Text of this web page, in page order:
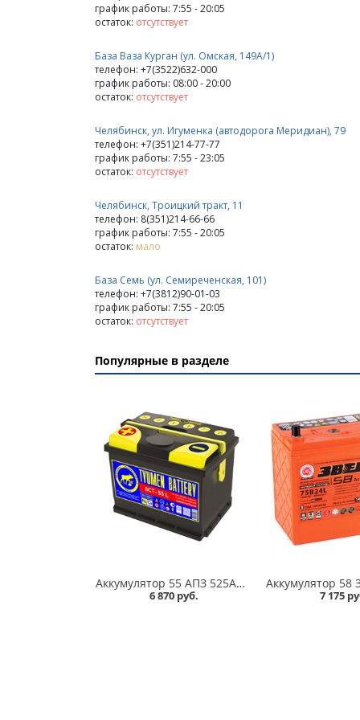
график работы: 7:55 - 20:05
остаток: отсутствует
База Ваза Курган (ул. Омская, 149А/1)
телефон: +7(3522)632-000
график работы: 08:00 - 20:00
остаток: отсутствует
Челябинск, ул. Игуменка (автодорога Меридиан), 79
телефон: +7(351)214-77-77
график работы: 7:55 - 23:05
остаток: отсутствует
Челябинск, Троицкий тракт, 11
телефон: 8(351)214-66-66
график работы: 7:55 - 20:05
остаток: мало
База Семь (ул. Семиреченская, 101)
телефон: +7(3812)90-01-03
график работы: 7:55 - 20:05
остаток: отсутствует
Популярные в разделе
Аккумулятор 55 АПЗ 525А в Омске
6 870 руб. 7 175